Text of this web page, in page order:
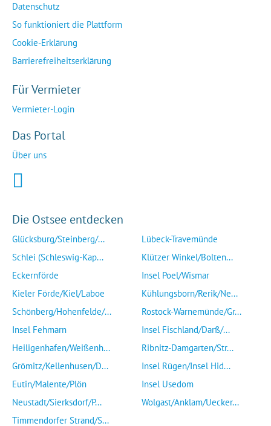
Datenschutz
So funktioniert die Plattform
Cookie-Erklärung
Barrierefreiheitserklärung
Für Vermieter
Vermieter-Login
Das Portal
Über uns
Die Ostsee entdecken
Glücksburg/Steinberg/...
Schlei (Schleswig-Kap...
Eckernförde
Kieler Förde/Kiel/Laboe
Schönberg/Hohenfelde/...
Insel Fehmarn
Heiligenhafen/Weißenh...
Grömitz/Kellenhusen/D...
Eutin/Malente/Plön
Neustadt/Sierksdorf/P...
Timmendorfer Strand/S...
Lübeck-Travemünde
Klützer Winkel/Bolten...
Insel Poel/Wismar
Kühlungsborn/Rerik/Ne...
Rostock-Warnemünde/Gr...
Insel Fischland/Darß/...
Ribnitz-Damgarten/Str...
Insel Rügen/Insel Hid...
Insel Usedom
Wolgast/Anklam/Uecker...